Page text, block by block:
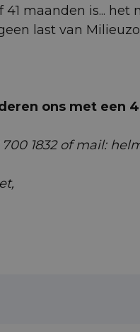
41 maanden is...
last van
ons met een
1832 of mail: